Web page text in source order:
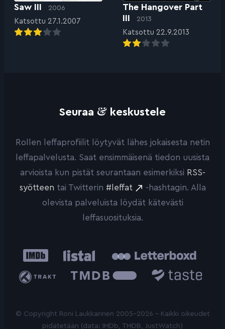
Saw III 2006
Katsottu 27.1.2007
The Hangover Part
III
2013
Katsottu 22.9.2013
Seuraa & keskustele
Rollen leffaprofiilit löytyvät lähes jokaisesta netin
leffapalvelusta. Saat ensimmäisenä tiedon uusista
arvioista kun pistät seurantaan esimerkiksi RSS-
syötteen tai Twitterin #leffat
-hashtagin. Alla
olevista palveluista löydät kätevästi
leffasuosituksia.
IMDb Listal
Trakt
Database
© Copyright Roni Laukkarinen 2005-2026 - Kaikki oikeudet
pidätetään (data: IMDb, TMDB, JustWatch)